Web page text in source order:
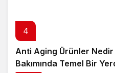
4
Anti Aging Ürünler
Bakımında Temel Bir